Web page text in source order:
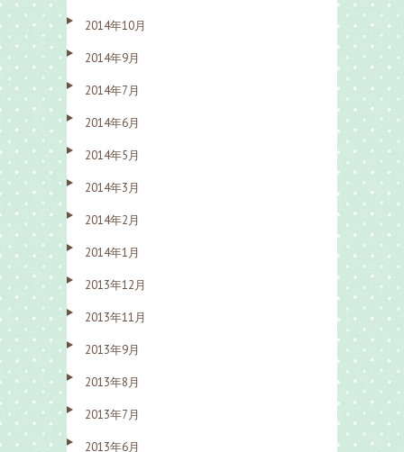
2014年10月
2014年9月
2014年7月
2014年6月
2014年5月
2014年3月
2014年2月
2014年1月
2013年12月
2013年11月
2013年9月
2013年8月
2013年7月
2013年6月